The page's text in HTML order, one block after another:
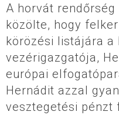
A horvát
közölte, hogy
körözési listájára a
vezérigazgatója,
európai
Hernádit azzal
vesztegetési pénzt